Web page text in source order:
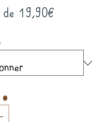
de 19,90€Prix